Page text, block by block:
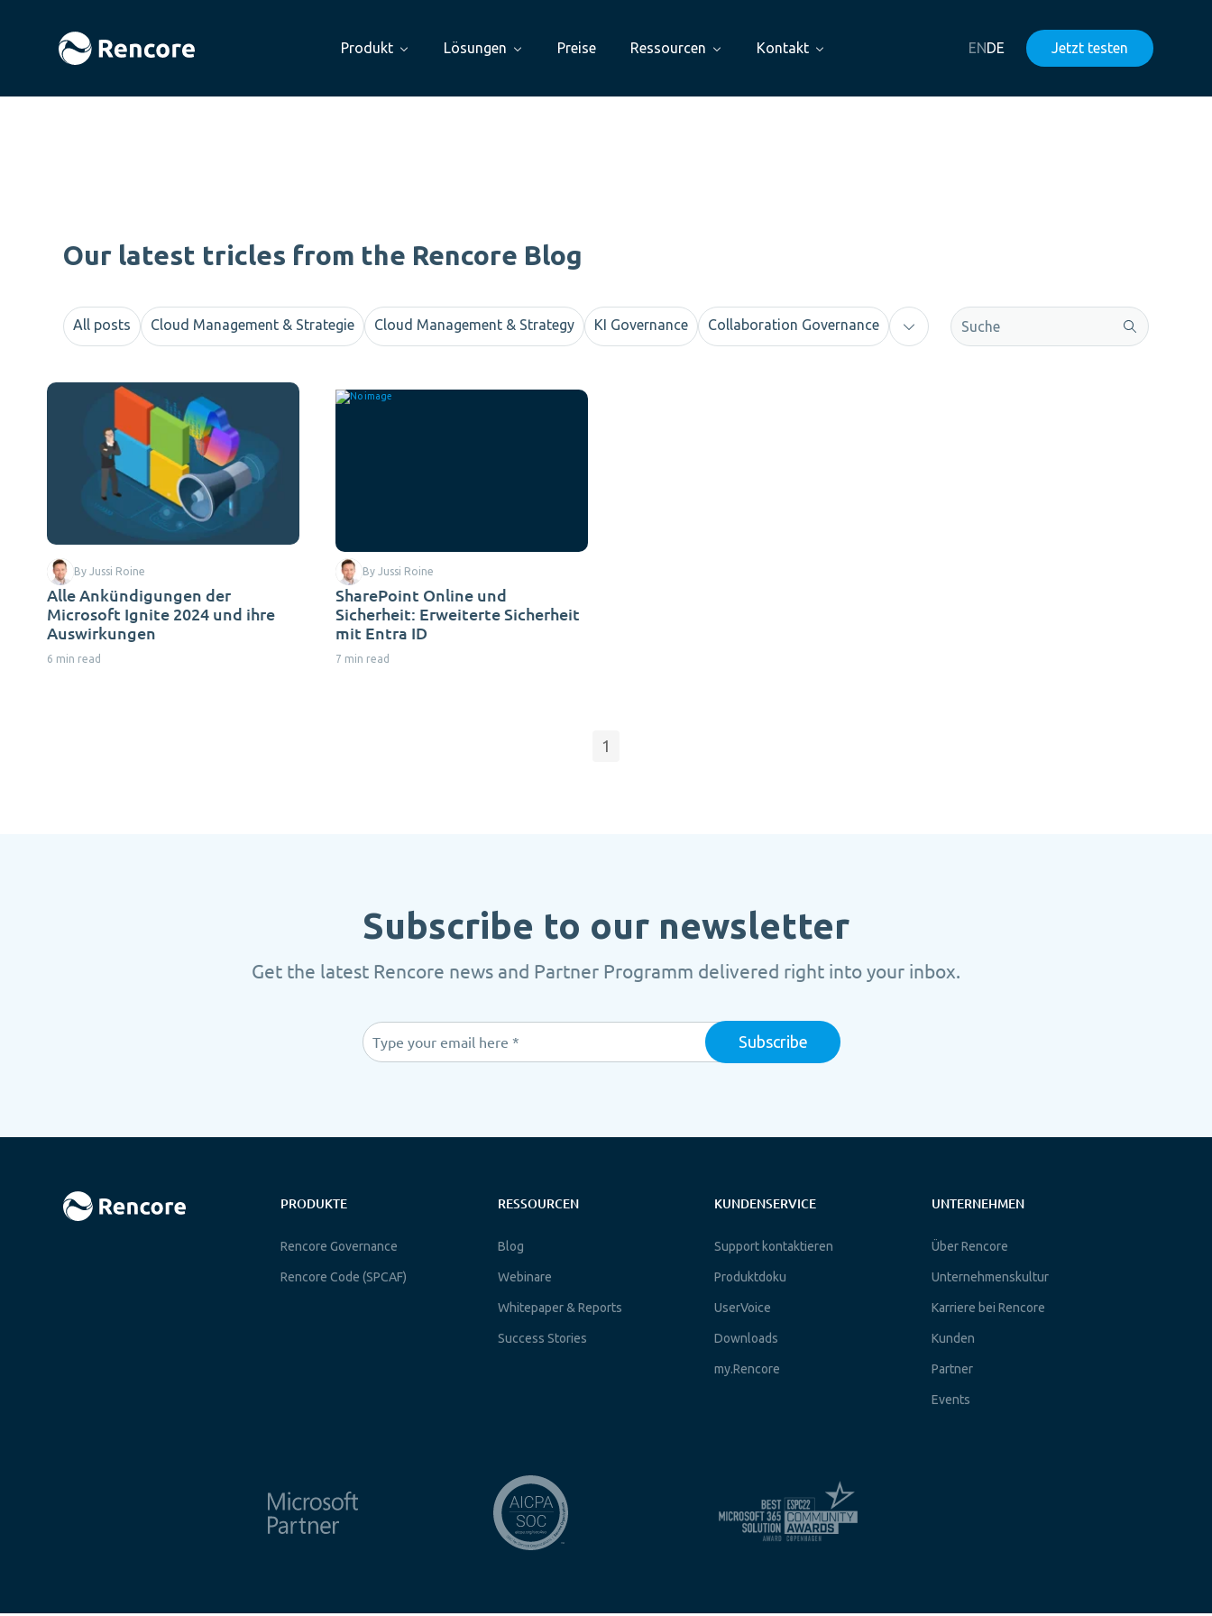
Produkt Lösungen Preise Ressourcen Kontakt ENDE Jetzt testen
Our latest tricles from the Rencore Blog
All posts Cloud Management & Strategie Cloud Management & Strategy KI Governance Collaboration Governance Dies ist ein Suchfeld mit einer
Alle Ankündigungen der
Microsoft Ignite 2024 und ihre
Auswirkungen
6 min read
By Jussi Roine
SharePoint Online und
Sicherheit: Erweiterte Sicherheit
mit Entra ID
7 min read
By Jussi Roine
1
Subscribe to our newsletter
Get the latest Rencore news and Partner Programm delivered right into your inbox.
PRODUKTE
Rencore Governance
Rencore Code (SPCAF)
RESSOURCEN
Blog
Webinare
Whitepaper & Reports
Success Stories
KUNDENSERVICE
Support kontaktieren
Produktdoku
UserVoice
Downloads
my.Rencore
UNTERNEHMEN
Über Rencore
Unternehmenskultur
Karriere bei Rencore
Kunden
Partner
Events